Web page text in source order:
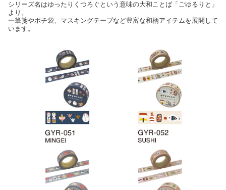
シリーズ名はゆったりくつろぐという意味の大和ことば「ごゆるりと」
より。
一筆箋やポチ袋、マスキングテープなど豊富な和柄アイテムを展開して
います。